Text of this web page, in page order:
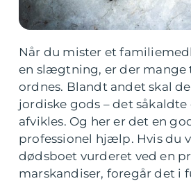
Når du mister et
en slægtning, er der mange
ordnes. Blandt andet skal
jordiske gods – det såkaldte
afvikles. Og her er det en
professionel hjælp. Hvis du
dødsboet vurderet ved en
marskandiser, foregår det i